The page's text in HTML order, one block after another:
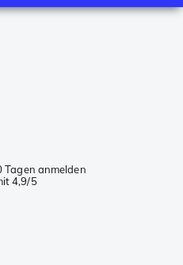
Tagen anmelden
4,9/5